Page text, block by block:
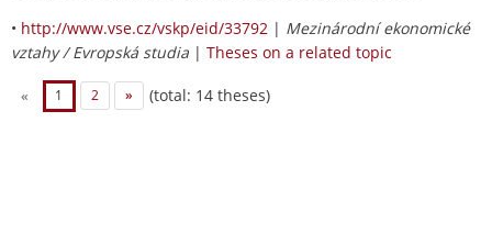
• http://www.vse.cz/vskp/eid/33792 | Mezinárodní ekonomické
vztahy / Evropská studia | Theses on a related topic
« 1 2 » (total: 14 theses)